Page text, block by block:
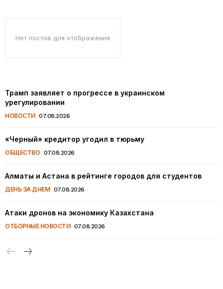
Нет постов для отображения
Трамп заявляет о прогрессе в украинском
урегулировании
НОВОСТИ 07.08.2026
«Черный» кредитор угодил в тюрьму
ОБЩЕСТВО 07.08.2026
Алматы и Астана в рейтинге городов для студентов
ДЕНЬ ЗА ДНЕМ 07.08.2026
Атаки дронов на экономику Казахстана
ОТБОРНЫЕ НОВОСТИ 07.08.2026